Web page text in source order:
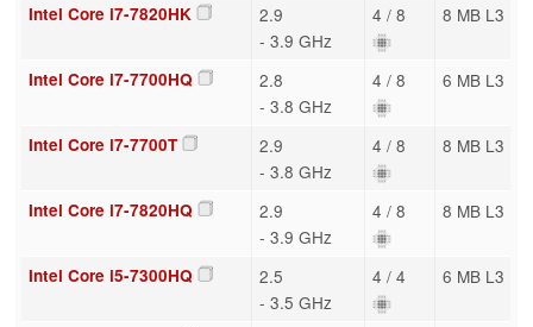
Intel Core i7-7820HK
2.9
- 3.9 GHz
4 / 8 8 MB L3
Intel Core i7-7700HQ
2.8
- 3.8 GHz
4 / 8 6 MB L3
Intel Core i7-7700T
2.9
- 3.8 GHz
4 / 8 8 MB L3
Intel Core i7-7820HQ
2.9
- 3.9 GHz
4 / 8 8 MB L3
Intel Core i5-7300HQ
2.5
- 3.5 GHz
4 / 4 6 MB L3